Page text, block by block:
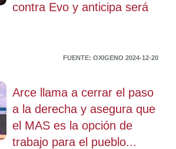
contra Evo y anticipa será
FUENTE: OXIGENO 2024-12-20
Arce llama a cerrar el paso
a la derecha y asegura que
el MAS es la opción de
trabajo para el pueblo...